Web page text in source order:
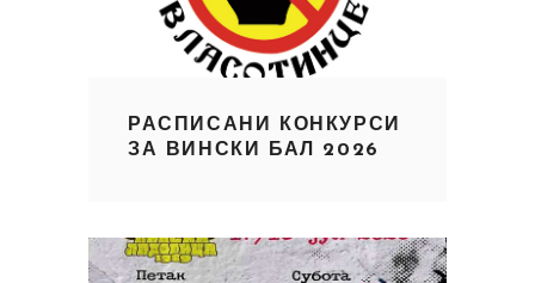
РАСПИСАНИ КОНКУРСИ
ЗА ВИНСКИ БАЛ 2026